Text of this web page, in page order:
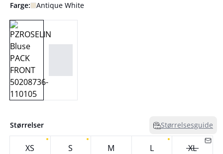
Farge: Antique White
Størrelser Størrelsesguide
XS S M L XL